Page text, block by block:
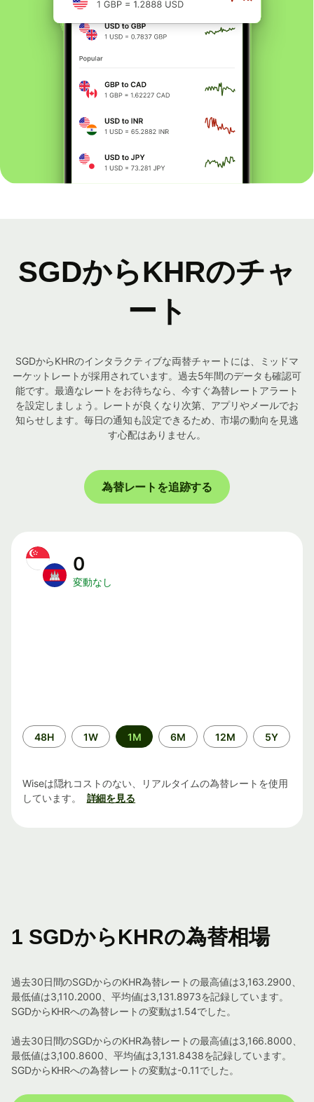
SGDからKHRのチャ
ート
SGDからKHRのインタラクティブな両替チャートには、ミッドマ
ーケットレートが採用されています。過去5年間のデータも確認可
能です。最適なレートをお待ちなら、今すぐ為替レートアラート
を設定しましょう。レートが良くなり次第、アプリやメールでお
知らせします。毎日の通知も設定できるため、市場の動向を見逃
す心配はありません。
為替レートを追跡する
0
変動なし
期
間
48H 1W 1M 6M 12M 5Y
Wiseは隠れコストのない、リアルタイムの為替レートを使用
しています。
詳細を見る
1 SGDからKHRの為替相場
過去30日間のSGDからのKHR為替レートの最高値は3,163.2900、
最低値は3,110.2000、平均値は3,131.8973を記録しています。
SGDからKHRへの為替レートの変動は1.54でした。
過去30日間のSGDからのKHR為替レートの最高値は3,166.8000、
最低値は3,100.8600、平均値は3,131.8438を記録しています。
SGDからKHRへの為替レートの変動は-0.11でした。